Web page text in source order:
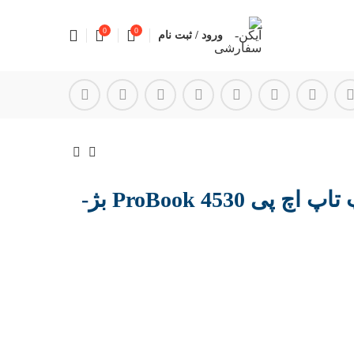
ورود / ثبت نام 0
0
قاب کنار کیبورد لپ تاپ اچ پی ProBook 4530 بژ-